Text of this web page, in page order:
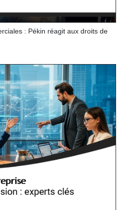
: Pékin réagit aux droits de